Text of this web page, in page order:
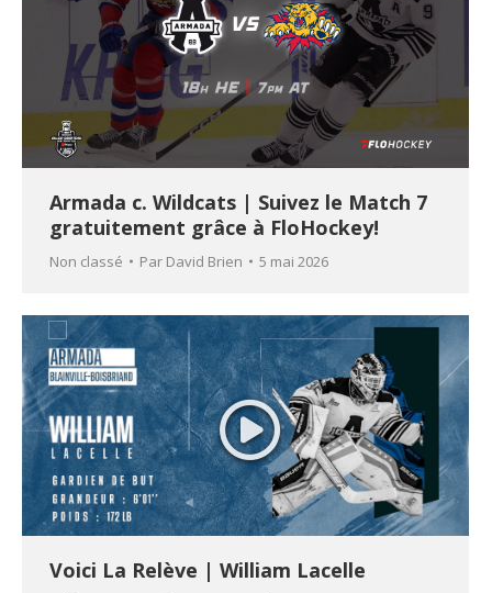
Armada c. Wildcats | Suivez le Match 7
gratuitement grâce à FloHockey!
Non classé Par David Brien 5 mai 2026
Voici La Relève | William Lacelle